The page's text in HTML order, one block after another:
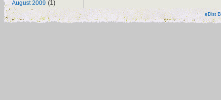
August 2009 (1)
eDist